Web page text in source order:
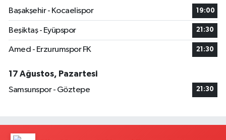
Başakşehir - Kocaelispor
19:00
Beşiktaş - Eyüpspor 21:30
Amed - Erzurumspor FK 21:30
17 Ağustos, Pazartesi
Samsunspor - Göztepe
21:30